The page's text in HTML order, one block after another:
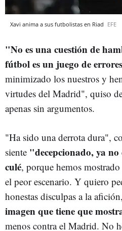
Xavi anima a sus futbolistas en Riad EFE
"No es una cuestión de
fútbol es un juego de errores
minimizado los nuestros y
virtudes del Madrid", quiso
apenas sin argumentos.
"Ha sido una derrota dura",
siente "decepcionado, ya no
culé, porque hemos
el peor escenario. Y quiero
honestas disculpas a la
imagen que tiene que
menos contra el Madrid. No